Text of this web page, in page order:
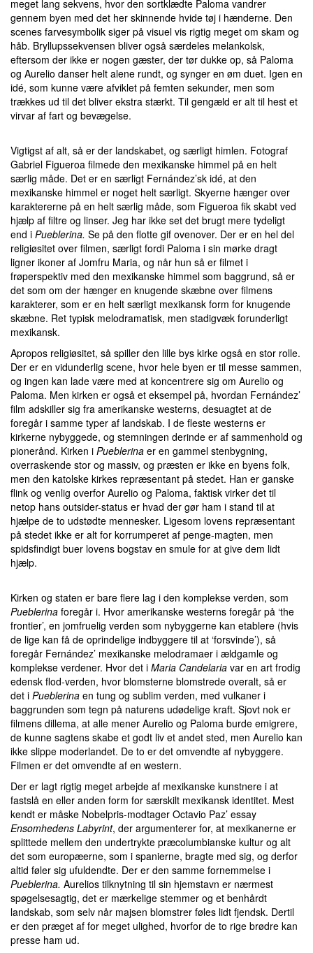
meget lang sekvens, hvor den sortklædte Paloma vandrer
gennem byen med det her skinnende hvide tøj i hænderne. Den
scenes farvesymbolik siger på visuel vis rigtig meget om skam og
håb. Bryllupssekvensen bliver også særdeles melankolsk,
eftersom der ikke er nogen gæster, der tør dukke op, så Paloma
og Aurelio danser helt alene rundt, og synger en øm duet. Igen en
idé, som kunne være afviklet på femten sekunder, men som
trækkes ud til det bliver ekstra stærkt. Til gengæld er alt til hest et
virvar af fart og bevægelse.
Vigtigst af alt, så er der landskabet, og særligt himlen. Fotograf
Gabriel Figueroa filmede den mexikanske himmel på en helt
særlig måde. Det er en særligt Fernández’sk idé, at den
mexikanske himmel er noget helt særligt. Skyerne hænger over
karaktererne på en helt særlig måde, som Figueroa fik skabt ved
hjælp af filtre og linser. Jeg har ikke set det brugt mere tydeligt
end i Pueblerina. Se på den flotte gif ovenover. Der er en hel del
religiøsitet over filmen, særligt fordi Paloma i sin mørke dragt
ligner ikoner af Jomfru Maria, og når hun så er filmet i
frøperspektiv med den mexikanske himmel som baggrund, så er
det som om der hænger en knugende skæbne over filmens
karakterer, som er en helt særligt mexikansk form for knugende
skæbne. Ret typisk melodramatisk, men stadigvæk forunderligt
mexikansk.
Apropos religiøsitet, så spiller den lille bys kirke også en stor rolle.
Der er en vidunderlig scene, hvor hele byen er til messe sammen,
og ingen kan lade være med at koncentrere sig om Aurelio og
Paloma. Men kirken er også et eksempel på, hvordan Fernández’
film adskiller sig fra amerikanske westerns, desuagtet at de
foregår i samme typer af landskab. I de fleste westerns er
kirkerne nybyggede, og stemningen derinde er af sammenhold og
pionerånd. Kirken i Pueblerina er en gammel stenbygning,
overraskende stor og massiv, og præsten er ikke en byens folk,
men den katolske kirkes repræsentant på stedet. Han er ganske
flink og venlig overfor Aurelio og Paloma, faktisk virker det til
netop hans outsider-status er hvad der gør ham i stand til at
hjælpe de to udstødte mennesker. Ligesom lovens repræsentant
på stedet ikke er alt for korrumperet af penge-magten, men
spidsfindigt buer lovens bogstav en smule for at give dem lidt
hjælp.
Kirken og staten er bare flere lag i den komplekse verden, som
Pueblerina foregår i. Hvor amerikanske westerns foregår på ‘the
frontier’, en jomfruelig verden som nybyggerne kan etablere (hvis
de lige kan få de oprindelige indbyggere til at ‘forsvinde’), så
foregår Fernández’ mexikanske melodramaer i ældgamle og
komplekse verdener. Hvor det i Maria Candelaria var en art frodig
edensk flod-verden, hvor blomsterne blomstrede overalt, så er
det i Pueblerina en tung og sublim verden, med vulkaner i
baggrunden som tegn på naturens udødelige kraft. Sjovt nok er
filmens dillema, at alle mener Aurelio og Paloma burde emigrere,
de kunne sagtens skabe et godt liv et andet sted, men Aurelio kan
ikke slippe moderlandet. De to er det omvendte af nybyggere.
Filmen er det omvendte af en western.
Der er lagt rigtig meget arbejde af mexikanske kunstnere i at
fastslå en eller anden form for særskilt mexikansk identitet. Mest
kendt er måske Nobelpris-modtager Octavio Paz’ essay
Ensomhedens Labyrint, der argumenterer for, at mexikanerne er
splittede mellem den undertrykte præcolumbianske kultur og alt
det som europæerne, som i spanierne, bragte med sig, og derfor
altid føler sig ufuldendte. Der er den samme fornemmelse i
Pueblerina. Aurelios tilknytning til sin hjemstavn er nærmest
spøgelsesagtig, det er mærkelige stemmer og et benhårdt
landskab, som selv når majsen blomstrer føles lidt fjendsk. Dertil
er den præget af for meget ulighed, hvorfor de to rige brødre kan
presse ham ud.